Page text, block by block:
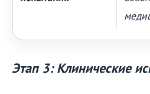
Этап 3: Клинические